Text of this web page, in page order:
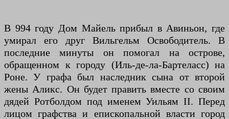
В 994 году Дом Майель прибыл в Авиньон, где
умирал его друг Вильгельм Освободитель. В
последние минуты он помогал на острове,
обращенном к городу (Иль-де-ла-Бартеласс) на
Роне. У графа был наследник сына от второй
жены Аликс. Он будет править вместе со своим
дядей Ротболдом под именем Уильям II. Перед
лицом графства и епископальной власти город